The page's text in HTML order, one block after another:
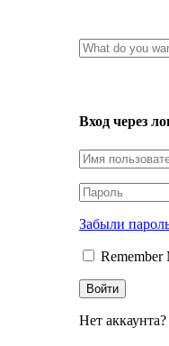
Вход через
Забыли
Remember
Нет аккаунта?